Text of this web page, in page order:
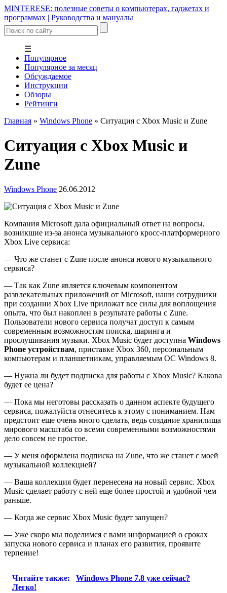
MINTERESE: полезные советы о компьютерах, гаджетах и
программах | Руководства и мануалы
☰
Популярное
Популярное за месяц
Обсуждаемое
Инструкции
Обзоры
Рейтинги
Главная » Windows Phone » Ситуация с Xbox Music и Zune
Ситуация с Xbox Music и
Zune
Windows Phone 26.06.2012
Компания Microsoft дала официальный ответ на вопросы,
возникшие из-за анонса музыкального кросс-платформерного
Xbox Live сервиса:
— Что же станет с Zune после анонса нового музыкального
сервиса?
— Так как Zune является ключевым компонентом
развлекательных приложений от Microsoft, наши сотрудники
при создании Xbox Live приложат все силы для воплощения
опыта, что был накоплен в результате работы с Zune.
Пользователи нового сервиса получат доступ к самым
современным возможностям поиска, шаринга и
прослушивания музыки. Xbox Music будет доступна Windows
Phone устройствам, приставке Xbox 360, персональным
компьютерам и планшетникам, управляемым ОС Windows 8.
— Нужна ли будет подписка для работы с Xbox Music? Какова
будет ее цена?
— Пока мы неготовы рассказать о данном аспекте будущего
сервиса, пожалуйста отнеситесь к этому с пониманием. Нам
предстоит еще очень много сделать, ведь создание хранилища
мирового масштаба со всеми современными возможностями
дело совсем не простое.
— У меня оформлена подписка на Zune, что же станет с моей
музыкальной коллекцией?
— Ваша коллекция будет перенесена на новый сервис. Xbox
Music сделает работу с ней еще более простой и удобной чем
раньше.
— Когда же сервис Xbox Music будет запущен?
— Уже скоро мы поделимся с вами информацией о сроках
запуска нового сервиса и планах его развития, проявите
терпение!
Читайте также:
Windows Phone 7.8 уже сейчас?
Легко!